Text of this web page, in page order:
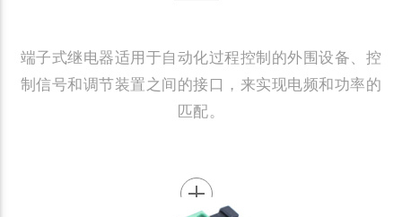
端子式继电器适用于自动化过程控制的外围设备、控
制信号和调节装置之间的接口，来实现电频和功率的
匹配。